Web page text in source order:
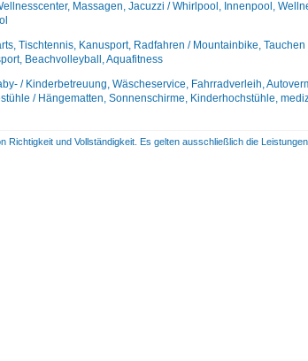
Massagen, Jacuzzi / Whirlpool, Innenpool,
Tischtennis, Kanusport, Radfahren / Mountainbike,
Beachvolleyball, Aquafitness
/ Kinderbetreuung, Wäscheservice, Fahrradverleih,
/ Hängematten, Sonnenschirme, Kinderhochstühle,
Richtigkeit und Vollständigkeit. Es gelten ausschließlich die